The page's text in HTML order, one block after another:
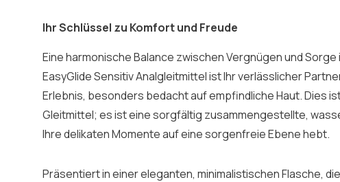
Ihr Schlüssel zu Komfort und Freude
Eine harmonische Balance zwischen Vergnügen und
EasyGlide Sensitiv Analgleitmittel ist Ihr verlässlicher
Erlebnis, besonders bedacht auf empfindliche Haut. Dies
Gleitmittel; es ist eine sorgfältig zusammengestellte,
Ihre delikaten Momente auf eine sorgenfreie Ebene hebt.
Präsentiert in einer eleganten, minimalistischen Flasche,